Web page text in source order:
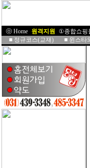
ⓞ Home 원격지원 ①종합쇼핑
■ 정규코스(교재) ■ 윈스타